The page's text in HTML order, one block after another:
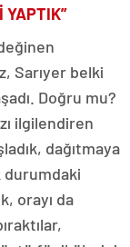
YAPTIK”
Sarıyer belki
Doğru mu?
ilgilendiren
dağıtmaya
durumdaki
orayı da